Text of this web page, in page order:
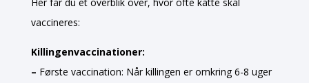
vaccineres:
Killingenvaccinationer:
– Første vaccination: Når killingen er omkring 6-8 uger